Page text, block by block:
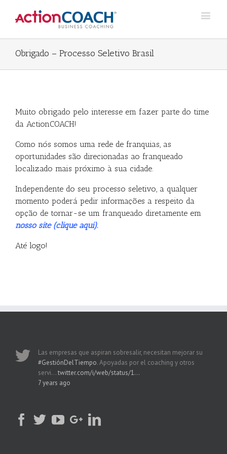
Obrigado – Processo Seletivo Brasil
Muito obrigado pelo interesse em fazer parte do time
da ActionCOACH!
Como nós somos uma rede de franquias, as
oportunidades são direcionadas ao franqueado
localizado mais próximo à sua cidade.
Independente do seu processo seletivo, a qualquer
momento poderá pedir informações a respeito da
opção de tornar-se um franqueado diretamente em
nosso site (clique aqui).
Até logo!
Las empresas que aspiran sobresalir, necesitan mejorar su
#GestiónDelTiempo. Apoyadas por el coaching y otros
servi…twitter.com/i/web/status/1…
7 years ago